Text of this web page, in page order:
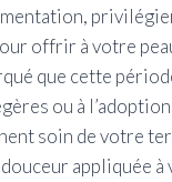
offrir à votre
que cette
ou à
soin de votre
douceur appliquée à